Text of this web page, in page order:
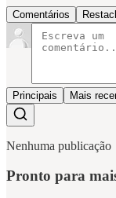
Comentários
Principais Mais
Nenhuma publicação
Pronto para